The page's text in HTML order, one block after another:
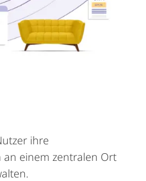
ihre
einem zentralen Ort